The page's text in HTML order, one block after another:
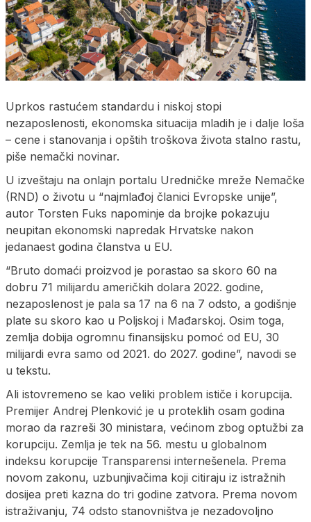
Uprkos rastućem standardu i niskoj stopi
nezaposlenosti, ekonomska situacija mladih je i dalje loša
– cene i stanovanja i opštih troškova života stalno rastu,
piše nemački novinar.
U izveštaju na onlajn portalu Uredničke mreže Nemačke
(RND) o životu u “najmlađoj članici Evropske unije”,
autor Torsten Fuks napominje da brojke pokazuju
neupitan ekonomski napredak Hrvatske nakon
jedanaest godina članstva u EU.
“Bruto domaći proizvod je porastao sa skoro 60 na
dobru 71 milijardu američkih dolara 2022. godine,
nezaposlenost je pala sa 17 na 6 na 7 odsto, a godišnje
plate su skoro kao u Poljskoj i Mađarskoj. Osim toga,
zemlja dobija ogromnu finansijsku pomoć od EU, 30
milijardi evra samo od 2021. do 2027. godine”, navodi se
u tekstu.
Ali istovremeno se kao veliki problem ističe i korupcija.
Premijer Andrej Plenković je u proteklih osam godina
morao da razreši 30 ministara, većinom zbog optužbi za
korupciju. Zemlja je tek na 56. mestu u globalnom
indeksu korupcije Transparensi internešenela. Prema
novom zakonu, uzbunjivačima koji citiraju iz istražnih
dosijea preti kazna do tri godine zatvora. Prema novom
istraživanju, 74 odsto stanovništva je nezadovoljno